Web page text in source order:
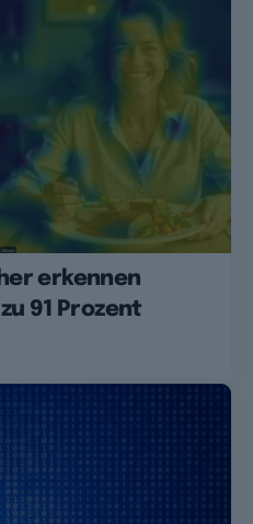
erkennen
91 Prozent